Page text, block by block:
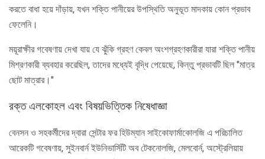
করতে বাধা হয়ে দাঁড়ায়, যখন শক্তি পানীয়ের উপস্থিতি অনুভূত মাদকায় কোন প্রভাব
ফেলেনি।
ময়ূরাক্ষীর গবেষণায় দেখা যায় যে ঝুঁকি গ্রহণ কেবল অংশগ্রহণকারীরা যারা শক্তি পানীয়
মিশ্রণকারী ব্যবহার করেছিল, তাদের মধ্যেই বৃদ্ধি পেয়েছে, কিন্তু প্রভাবটি ছিল "মাত্র
ছোট মাত্রার।"
রক্ত এলকোহল এবং বিষয়ভিত্তিক নিষেধাজ্ঞা
বেনসন ও সহকর্মীদের দ্বারা সেন্টার ফর হিউম্যান সাইকোফার্মাকোলজি এ পরিচালিত
আরেকটি গবেষণায়, সুইনবার্ন ইউনিভার্সিটি অব টেকনোলজি, মেলবোর্ন, অস্ট্রেলিয়ায়